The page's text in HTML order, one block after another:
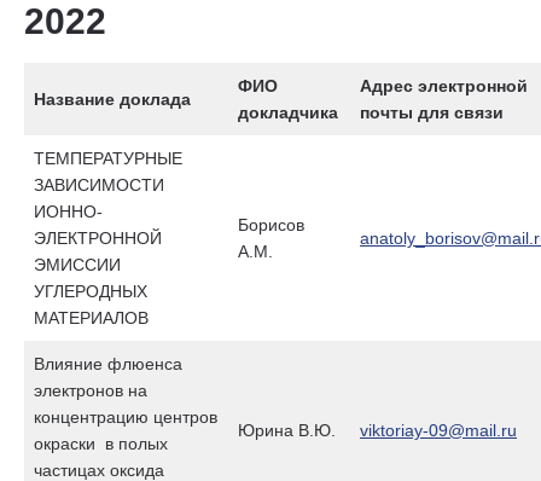
2022
Название доклада
ФИО
докладчика
Адрес электронной
почты для связи
ТЕМПЕРАТУРНЫЕ
ЗАВИСИМОСТИ
ИОННО-
ЭЛЕКТРОННОЙ
ЭМИССИИ
УГЛЕРОДНЫХ
МАТЕРИАЛОВ
Борисов
А.М.
Влияние флюенса
электронов на
концентрацию центров
окраски в полых
частицах оксида
Юрина В.Ю. viktoriay-09@mail.ru